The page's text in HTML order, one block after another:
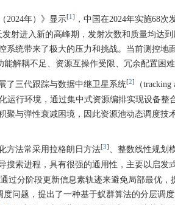
2024年）》显示[1 ]
，中国在2024年实施68次
射进入新的高峰期，发射次数和质量均达
系统带来了极大的压力和挑战。当前测控地
解耦不足、资源互操作受限、冗余配置困
了三代跟踪与数据中继卫星系统[2]
（tracking
运行环境，通过集中式资源编排实现设备整
聚与弹性衰减困境，因此资源池动态调度技
方法常采用拉格朗日方法[3] 、整数线性规划
搜索进程，具有很强的通用性，主要以启发
过分阶段更新信息素轨迹来避免局部最优，
度问题，提出了一种基于蚁群算法的分层调